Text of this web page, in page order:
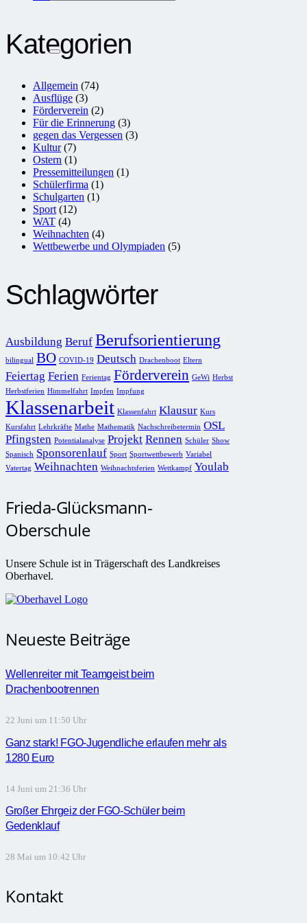
Kategorien
Allgemein (74)
Ausflüge (3)
Förderverein (2)
Für die Erinnerung (3)
gegen das Vergessen (3)
Kultur(7)
Ostern (1)
Pressemitteilungen (1)
Schülerfirma (1)
Schulgarten (1)
Sport (12)
WAT (4)
Weihnachten (4)
Wettbewerbe und Olympiaden (5)
Schlagwörter
Ausbildung Beruf Berufsorientierung
bilingual BO COVID-19 Deutsch Drachenboot Eltern
Feiertag Ferien Ferientag Förderverein GeWi Herbst
Herbstferien Himmelfahrt Impfen Impfung
Klassenarbeit Klassenfahrt Klausur Kurs
Kursfahrt Lehrkräfte Mathe Mathematik Nachschreibetermin OSL
Pfingsten Potentialanalyse Projekt Rennen Schüler Show
Spanisch Sponsorenlauf Sport Sportwettbewerb Variabel
Vatertag Weihnachten Weihnachtsferien Wettkampf Youlab
Frieda-Glücksmann-
Oberschule
Unsere Schule ist in Trägerschaft des Landkreises
Oberhavel.
Neueste Beiträge
Wellenreiter mit Teamgeist beim
Drachenbootrennen
22 Juni um 11:50 Uhr
Ganz stark! FGO-Jugendliche erlaufen mehr als
1280 Euro
14 Juni um 21:36 Uhr
Großer Ehrgeiz der FGO-Schüler beim
Gedenklauf
28 Mai um 10:42 Uhr
Kontakt